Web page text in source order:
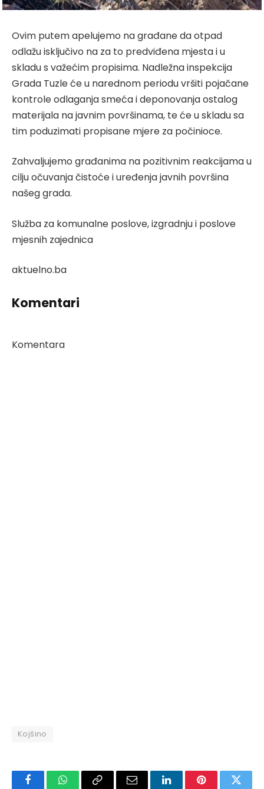
Ovim putem apelujemo na građane da otpad
odlažu isključivo na za to predviđena mjesta i u
skladu s važećim propisima. Nadležna inspekcija
Grada Tuzle će u narednom periodu vršiti pojačane
kontrole odlaganja smeća i deponovanja ostalog
materijala na javnim površinama, te će u skladu sa
tim poduzimati propisane mjere za počinioce.
Zahvaljujemo građanima na pozitivnim reakcijama u
cilju očuvanja čistoće i uređenja javnih površina
našeg grada.
Služba za komunalne poslove, izgradnju i poslove
mjesnih zajednica
aktuelno.ba
Komentari
Komentara
Kojšino